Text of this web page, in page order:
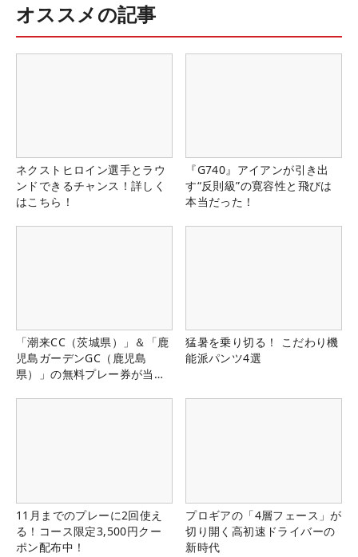
オススメの記事
ネクストヒロイン選手とラウ
ンドできるチャンス！詳しく
はこちら！
『G740』アイアンが引き出
す“反則級”の寛容性と飛びは
本当だった！
「潮来CC（茨城県）」＆「鹿
児島ガーデンGC（鹿児島
県）」の無料プレー券が当た
猛暑を乗り切る！ こだわり機
能派パンツ4選
11月までのプレーに2回使え
る！コース限定3,500円クー
ポン配布中！
プロギアの「4層フェース」が
切り開く高初速ドライバーの
新時代